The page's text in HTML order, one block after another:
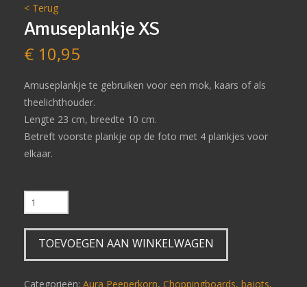
< Terug
Amuseplankje XS
€10,95
Amuseplankje te gebruiken voor een mok, kaars of als
theelichthouder.
Lengte 23 cm, breedte 10 cm.
Betreft voorste plankje op de foto met 4 plankjes voor
elkaar.
Amuseplankje
XS
aantal
TOEVOEGEN AAN WINKELWAGEN
Categorieën: Aura Peeperkorn, Choppingboards, bajots,